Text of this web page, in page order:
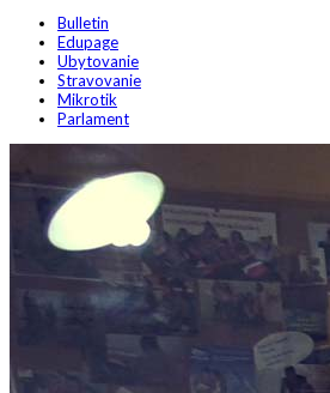
Bulletin
Edupage
Ubytovanie
Stravovanie
Mikrotik
Parlament